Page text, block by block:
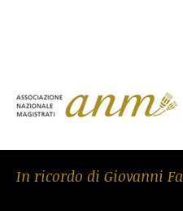
In ricordo di Giovanni